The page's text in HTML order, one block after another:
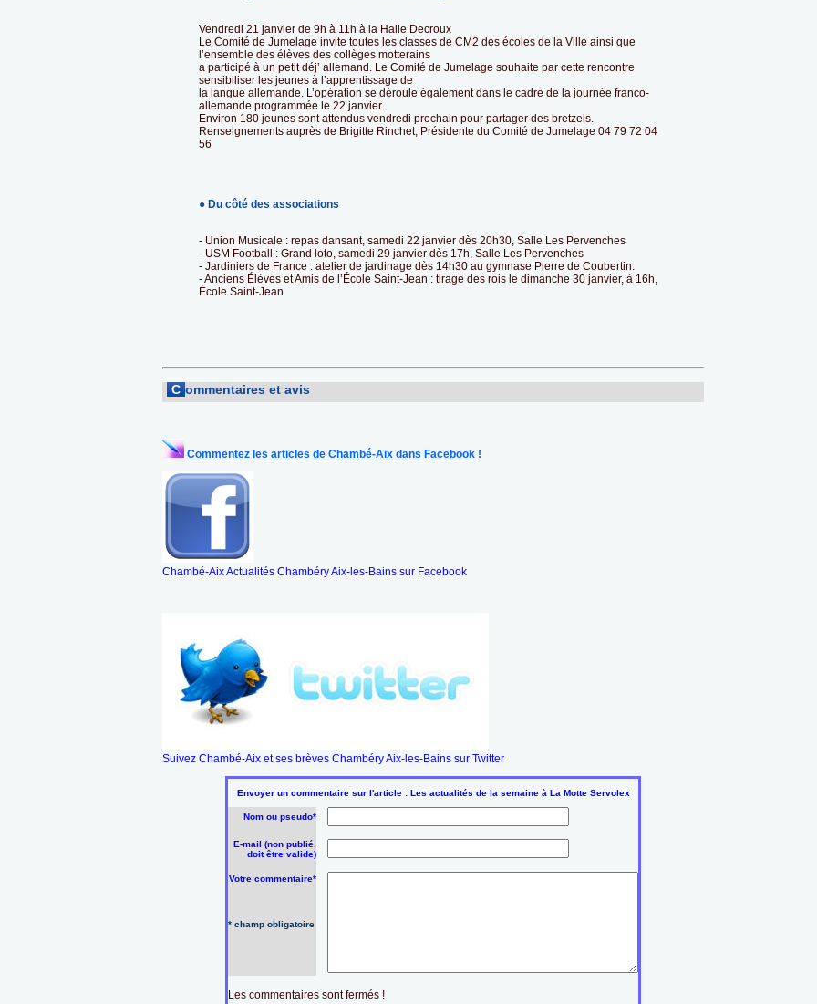
Vendredi 21 janvier de 9h à 11h à la Halle Decroux
Le Comité de Jumelage invite toutes les classes de CM2 des écoles de la Ville ainsi que
l’ensemble des élèves des collèges motterains
a participé à un petit déj’ allemand. Le Comité de Jumelage souhaite par cette rencontre
sensibiliser les jeunes à l’apprentissage de
la langue allemande. L’opération se déroule également dans le cadre de la journée franco-
allemande programmée le 22 janvier.
Environ 180 jeunes sont attendus vendredi prochain pour partager des bretzels.
Renseignements auprès de Brigitte Rinchet, Présidente du Comité de Jumelage 04 79 72 04
56
● Du côté des associations
- Union Musicale : repas dansant, samedi 22 janvier dès 20h30, Salle Les Pervenches
- USM Football : Grand loto, samedi 29 janvier dès 17h, Salle Les Pervenches
- Jardiniers de France : atelier de jardinage dès 14h30 au gymnase Pierre de Coubertin.
- Anciens Élèves et Amis de l’École Saint-Jean : tirage des rois le dimanche 30 janvier, à 16h,
École Saint-Jean
C ommentaires et avis
Commentez les articles de Chambé-Aix dans Facebook !
Chambé-Aix Actualités Chambéry Aix-les-Bains sur Facebook
Suivez Chambé-Aix et ses brèves Chambéry Aix-les-Bains sur Twitter
Envoyer un commentaire sur l'article : Les actualités de la semaine à La Motte Servolex
Nom ou pseudo*
E-mail (non publié,
doit être valide)
Votre commentaire*
* champ obligatoire
Les commentaires sont fermés !